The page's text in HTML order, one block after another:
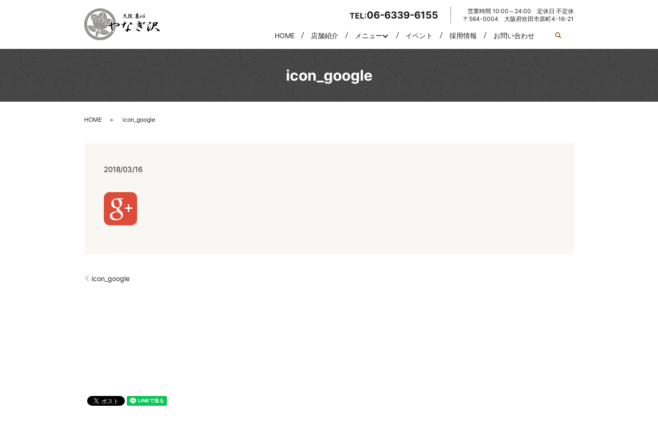
TEL:06-6339-6155
営業時間 10:00～24:00 定休日 不定休
〒564-0004 大阪府吹田市原町4-16-21
HOME 店舗紹介 メニュー イベント 採用情報 お問い合わせ
icon_google
HOME icon_google
2018/03/16
icon_google